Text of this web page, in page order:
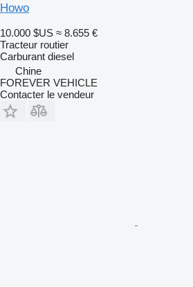
Howo
10.000 $US ≈ 8.655 €
Tracteur routier
Carburant diesel
Chine
FOREVER VEHICLE
Contacter le vendeur